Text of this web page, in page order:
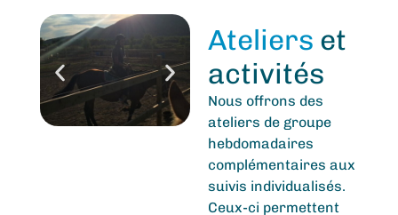
Ateliers et
activités
Nous offrons des
ateliers de groupe
hebdomadaires
complémentaires aux
suivis individualisés.
Ceux-ci permettent